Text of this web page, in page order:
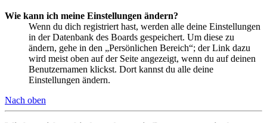
Wie kann ich meine Einstellungen ändern?
Wenn du dich registriert hast, werden alle deine Einstellungen
in der Datenbank des Boards gespeichert. Um diese zu
ändern, gehe in den „Persönlichen Bereich“; der Link dazu
wird meist oben auf der Seite angezeigt, wenn du auf deinen
Benutzernamen klickst. Dort kannst du alle deine
Einstellungen ändern.
Nach oben